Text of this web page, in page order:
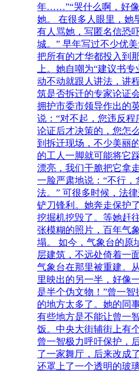
年……”“哭什么啊，好
她。 在很多人眼里，她
有人骂她，写匿名信恐
城。” 早年写过不少优
把所有的才华都投入到
上。她自嘲为“建议书
动不动就跟人讲法，讲
筑是否拆迁的专家论证
拥护市委市领导作出的
说：“对不起，您违反
论证后才决策的，您怎
到拆迁现场，不少美丽
的工人一脚就可能将它
漂亮，我们干脆把它拿
一脸严肃地说：“不行
法。” 可很多时候，法
铲刀锋利。她奔走保护
挖掘机挖毁了。等她赶
张模糊的照片，百年气
塌。 如今，气象台的原
层建筑，不远处倚着一
气象台在那里被重建。
里映出的另一半，好像
是半个伪文物！”曾一
的地方太多了。她的同
有些地方是不能让曾一
饭。中央大街辅街上有
曾一智极力呼吁保护，
了一家舞厅，后来改成
还罩上了一个透明的玻